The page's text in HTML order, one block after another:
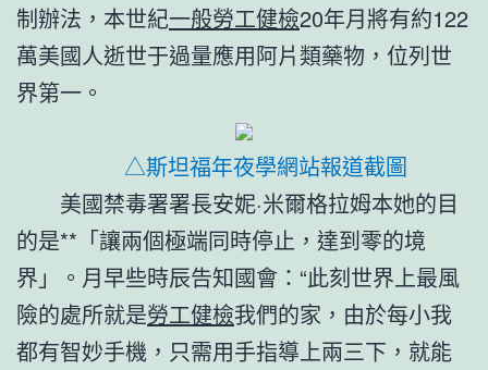
制辦法，本世紀一般勞工健檢20年月將有約122
萬美國人逝世于過量應用阿片類藥物，位列世
界第一。
△斯坦福年夜學網站報道截圖
美國禁毒署署長安妮·米爾格拉姆本她的目
的是**「讓兩個極端同時停止，達到零的境
界」。月早些時辰告知國會：“此刻世界上最風
險的處所就是勞工健檢我們的家，由於每小我
都有智妙手機，只需用手指導上兩三下，就能